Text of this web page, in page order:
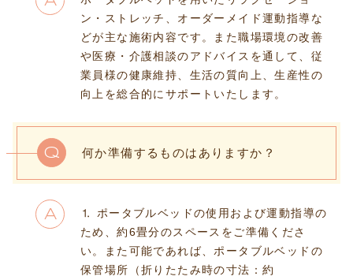
ン・ストレッチ、オーダーメイド運動指導な
どが主な施術内容です。また職場環境の改善
や医療・介護相談のアドバイスを通して、従
業員様の健康維持、生活の質向上、生産性の
向上を総合的にサポートいたします。
Q 何か準備するものはありますか？
A
⒈ ポータブルベッドの使用および運動指導の
ため、約6畳分のスペースをご準備くださ
い。また可能であれば、ポータブルベッドの
保管場所（折りたたみ時の寸法：約